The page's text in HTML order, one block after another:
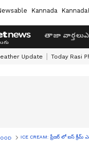
Kannada
తాజా వార్తలు
Update Today Rasi
ICE CREAM: ఫ్రీజర్ లో ఐస్